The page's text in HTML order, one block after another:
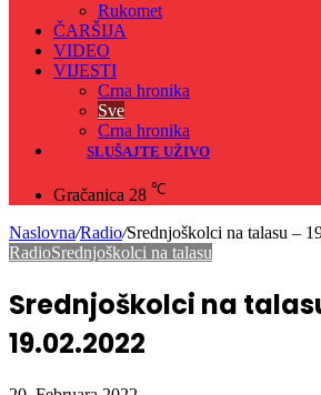
Rukomet
ČARŠIJA
VIDEO
VIJESTI
Crna hronika
Sve
Crna hronika
SLUŠAJTE UŽIVO
Gračanica 28 ℃
Naslovna/Radio/Srednjoškolci na talasu –
RadioSrednjoškolci na talasu
Srednjoškolci na
19.02.2022